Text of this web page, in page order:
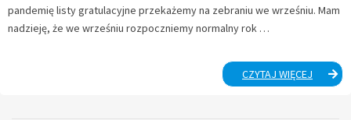
pandemię listy gratulacyjne przekażemy na zebraniu we wrześniu. Mam
nadzieję, że we wrześniu rozpoczniemy normalny rok …
CZYTAJ WIĘCEJ DRODZY